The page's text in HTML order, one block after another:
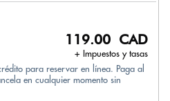
119.00 CAD
+ Impuestos y tasas
para reservar en línea. Paga al
en cualquier momento sin